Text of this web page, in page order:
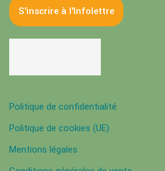
Politique de confidentialité
Politique de cookies (UE)
Mentions légales